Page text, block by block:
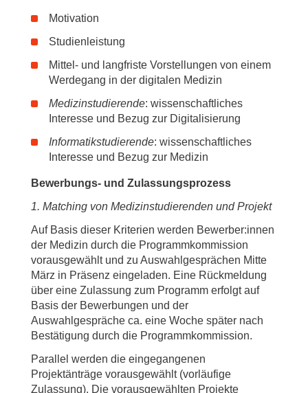
Motivation
Studienleistung
Mittel- und langfriste Vorstellungen von einem
Werdegang in der digitalen Medizin
Medizinstudierende: wissenschaftliches
Interesse und Bezug zur Digitalisierung
Informatikstudierende: wissenschaftliches
Interesse und Bezug zur Medizin
Bewerbungs- und Zulassungsprozess
1. Matching von Medizinstudierenden und Projekt
Auf Basis dieser Kriterien werden Bewerber:innen
der Medizin durch die Programmkommission
vorausgewählt und zu Auswahlgesprächen Mitte
März in Präsenz eingeladen. Eine Rückmeldung
über eine Zulassung zum Programm erfolgt auf
Basis der Bewerbungen und der
Auswahlgespräche ca. eine Woche später nach
Bestätigung durch die Programmkommission.
Parallel werden die eingegangenen
Projektänträge vorausgewählt (vorläufige
Zulassung). Die vorausgewählten Projekte